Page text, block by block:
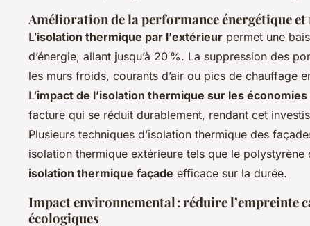
Amélioration de la performance énergétique
L’isolation thermique par l'extérieur permet une
d’énergie, allant jusqu’à 20 %. La suppression des
les murs froids, courants d’air ou pics de chauffage
L’impact de l’isolation thermique sur les économies
facture qui se réduit durablement, rendant cet
Plusieurs techniques d’isolation thermique des
isolation thermique extérieure tels que le
isolation thermique façade efficace sur la durée.
Impact environnemental : réduire l’empreinte
écologiques